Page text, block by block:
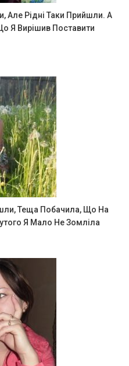
Але Рідні Таки Прийшли. А
Я Вирішив Поставити
Теща Побачила, Що На
Я Мало Не Зомліла